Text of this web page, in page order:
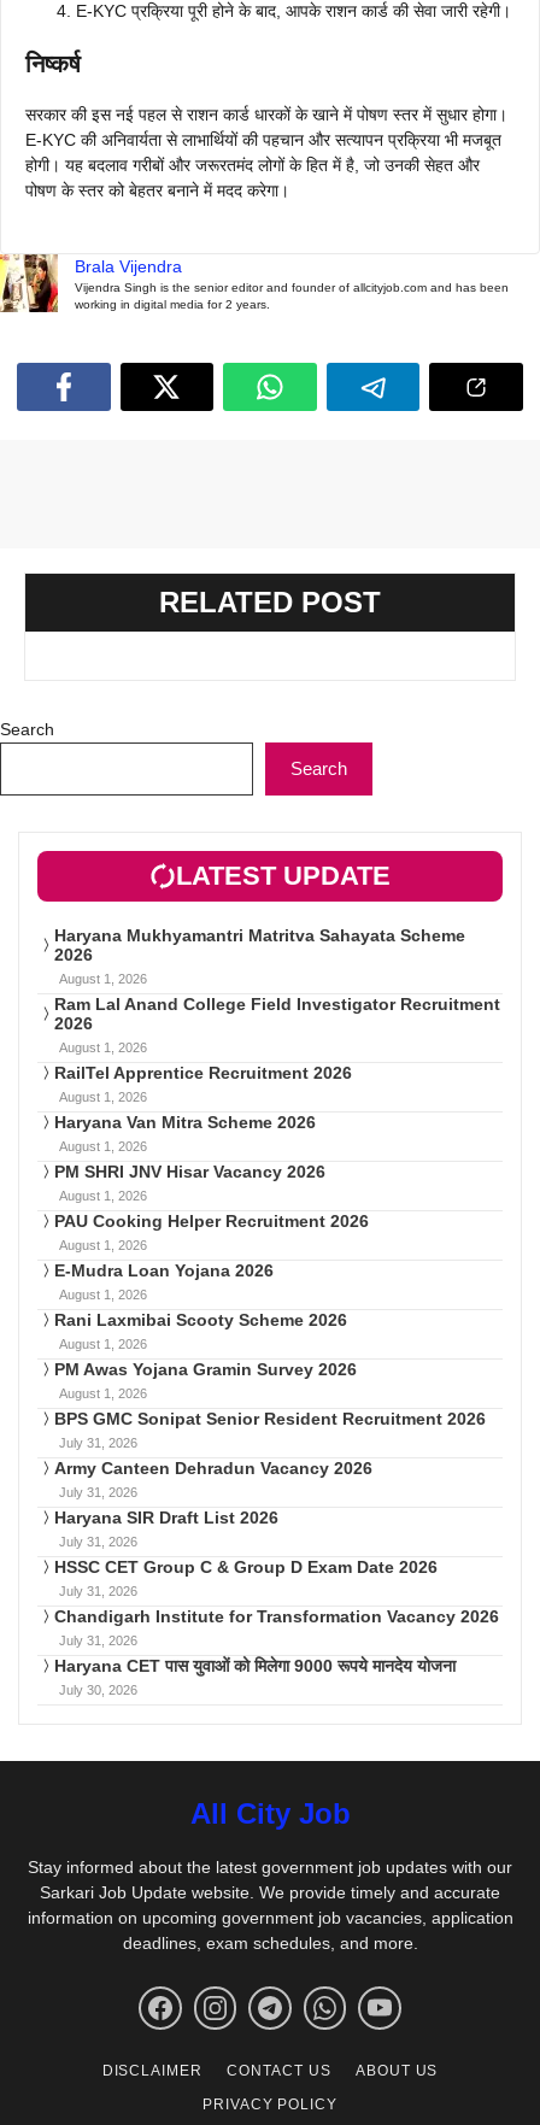
E-KYC प्रक्रिया पूरी होने के बाद, आपके राशन कार्ड की सेवा जारी रहेगी।
निष्कर्ष
सरकार की इस नई पहल से राशन कार्ड धारकों के खाने में पोषण स्तर में सुधार होगा।
E-KYC की अनिवार्यता से लाभार्थियों की पहचान और सत्यापन प्रक्रिया भी मजबूत
होगी। यह बदलाव गरीबों और जरूरतमंद लोगों के हित में है, जो उनकी सेहत और
पोषण के स्तर को बेहतर बनाने में मदद करेगा।
Brala Vijendra
Vijendra Singh is the senior editor and founder of allcityjob.com and has been
working in digital media for 2 years.
RELATED POST
Search
Search
LATEST UPDATE
Haryana Mukhyamantri Matritva Sahayata Scheme
2026
August 1, 2026
Ram Lal Anand College Field Investigator Recruitment
2026
August 1, 2026
RailTel Apprentice Recruitment 2026
August 1, 2026
Haryana Van Mitra Scheme 2026
August 1, 2026
PM SHRI JNV Hisar Vacancy 2026
August 1, 2026
PAU Cooking Helper Recruitment 2026
August 1, 2026
E-Mudra Loan Yojana 2026
August 1, 2026
Rani Laxmibai Scooty Scheme 2026
August 1, 2026
PM Awas Yojana Gramin Survey 2026
August 1, 2026
BPS GMC Sonipat Senior Resident Recruitment 2026
July 31, 2026
Army Canteen Dehradun Vacancy 2026
July 31, 2026
Haryana SIR Draft List 2026
July 31, 2026
HSSC CET Group C & Group D Exam Date 2026
July 31, 2026
Chandigarh Institute for Transformation Vacancy 2026
July 31, 2026
Haryana CET पास युवाओं को मिलेगा 9000 रूपये मानदेय योजना
July 30, 2026
All City Job
Stay informed about the latest government job updates with our
Sarkari Job Update website. We provide timely and accurate
information on upcoming government job vacancies, application
deadlines, exam schedules, and more.
DISCLAIMER CONTACT US
ABOUT US
PRIVACY POLICY